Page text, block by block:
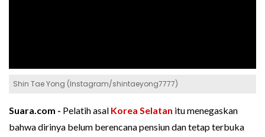
Shin Tae Yong (Instagram/shintaeyong7777)
Suara.com - Pelatih asal Korea Selatan itu menegaskan
bahwa dirinya belum berencana pensiun dan tetap terbuka